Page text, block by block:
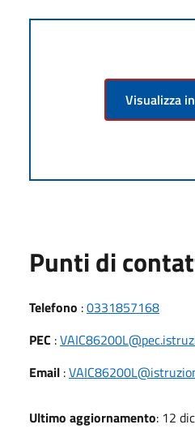
Visualizza
Punti di
Telefono :0331857168
PEC :
Email :
Ultimo aggiornamento: 12